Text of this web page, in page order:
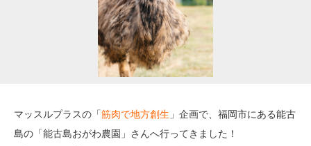
マッスルプラスの「筋肉で地方創生 」企画で、福岡市にある能古
島の「能古島おがわ農園」さんへ行ってきました！